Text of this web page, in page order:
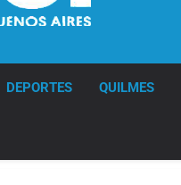
DEPORTES QUILMES